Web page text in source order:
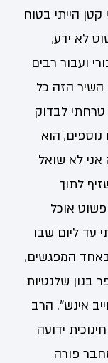
הייתי בטוח
לא ידע,
ועבור רבים
הזה כל
טרחתי לבדוק
נוספים, הוא
לא שואל
לתוך
אוכל
עד ליום שבו
המפגשים,
בנון שלנטיות
אינש". הרב
ידועה
פורה